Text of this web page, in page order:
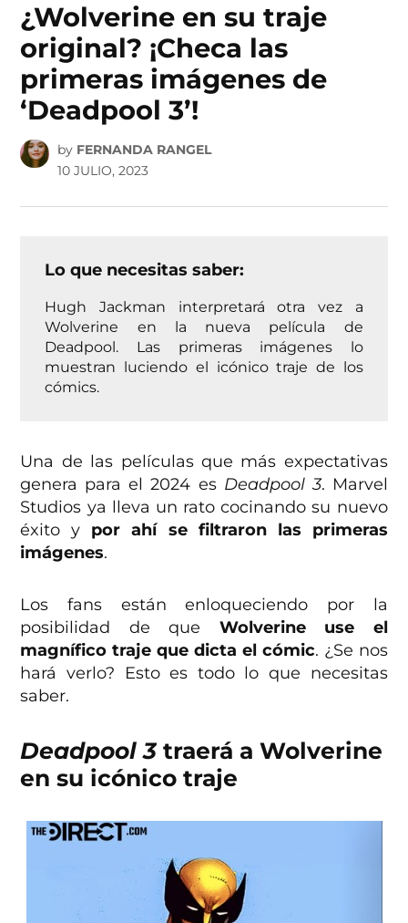
¿Wolverine en su traje
original? ¡Checa las
primeras imágenes de
‘Deadpool 3’!
by FERNANDA RANGEL
10 JULIO, 2023
Lo que necesitas saber:
Hugh Jackman interpretará otra vez a
Wolverine en la nueva película de
Deadpool. Las primeras imágenes lo
muestran luciendo el icónico traje de los
cómics.
Una de las películas que más expectativas
genera para el 2024 es Deadpool 3. Marvel
Studios ya lleva un rato cocinando su nuevo
éxito y por ahí se filtraron las primeras
imágenes.
Los fans están enloqueciendo por la
posibilidad de que Wolverine use el
magnífico traje que dicta el cómic. ¿Se nos
hará verlo? Esto es todo lo que necesitas
saber.
Deadpool 3traerá a Wolverine
en su icónico traje